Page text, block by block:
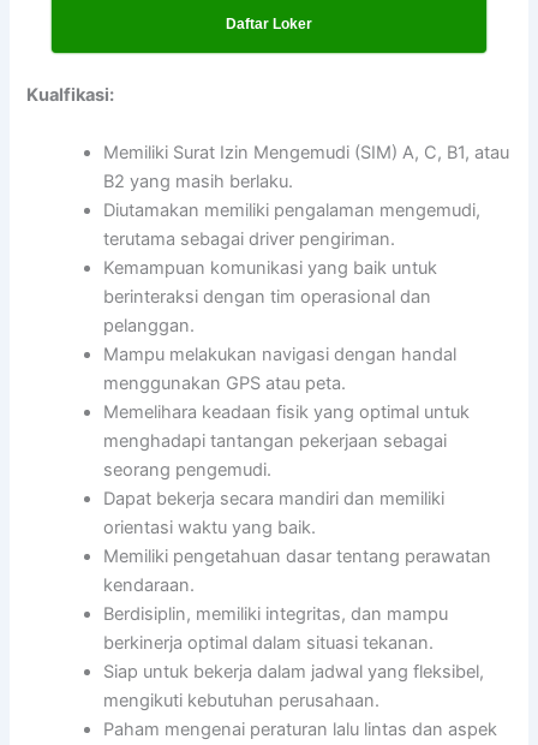
Daftar Loker
Kualfikasi:
Memiliki Surat Izin Mengemudi (SIM) A, C, B1, atau
B2 yang masih berlaku.
Diutamakan memiliki pengalaman mengemudi,
terutama sebagai driver pengiriman.
Kemampuan komunikasi yang baik untuk
berinteraksi dengan tim operasional dan
pelanggan.
Mampu melakukan navigasi dengan handal
menggunakan GPS atau peta.
Memelihara keadaan fisik yang optimal untuk
menghadapi tantangan pekerjaan sebagai
seorang pengemudi.
Dapat bekerja secara mandiri dan memiliki
orientasi waktu yang baik.
Memiliki pengetahuan dasar tentang perawatan
kendaraan.
Berdisiplin, memiliki integritas, dan mampu
berkinerja optimal dalam situasi tekanan.
Siap untuk bekerja dalam jadwal yang fleksibel,
mengikuti kebutuhan perusahaan.
Paham mengenai peraturan lalu lintas dan aspek